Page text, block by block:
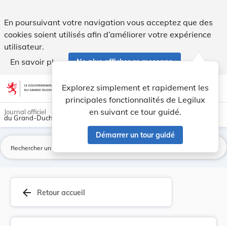
En poursuivant votre navigation vous acceptez que des
cookies soient utilisés afin d’améliorer votre expérience
utilisateur.
En savoir plus
Ne plus afficher ce message
Aller au contenu account_circle help Aide
Explorez simplement et rapidement les
principales fonctionnalités de Legilux
en suivant ce tour guidé.
Démarrer un tour guidé
light_mode dark_mode
Journal officiel
du Grand-Duché de Luxembourg
arrow_back Retour accueil